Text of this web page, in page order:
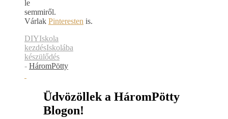
le
semmiről.
Várlak Pinteresten is.
DIYIskola
kezdésIskolába
készülődés
- HáromPötty
Üdvözöllek a HáromPötty
Blogon!